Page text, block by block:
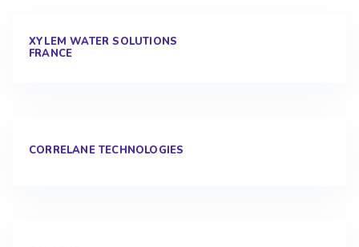
XYLEM WATER SOLUTIONS
FRANCE
CORRELANE TECHNOLOGIES